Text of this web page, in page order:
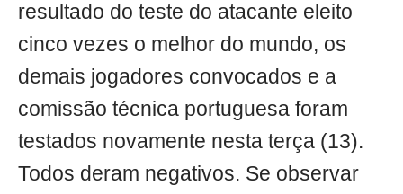
resultado do teste do atacante eleito
cinco vezes o melhor do mundo, os
demais jogadores convocados e a
comissão técnica portuguesa foram
testados novamente nesta terça (13).
Todos deram negativos. Se observar